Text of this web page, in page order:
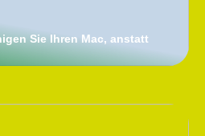
Sie Ihren Mac, anstatt